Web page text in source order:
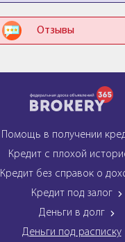
Отзывы
Помощь в получении
Кредит с плохой
Кредит без справок о
Кредит под залог
Деньги в долг
Деньги под расписку